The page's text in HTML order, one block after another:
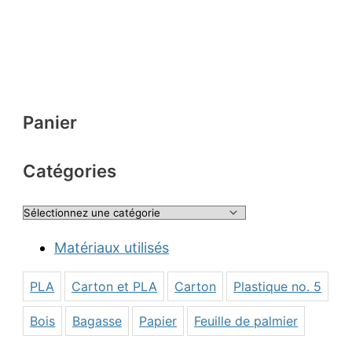
Panier
Catégories
Matériaux utilisés
PLA Carton et PLA Carton Plastique no. 5
Bois Bagasse Papier Feuille de palmier